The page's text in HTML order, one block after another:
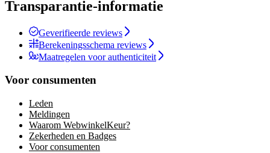
Transparantie-informatie
Geverifieerde reviews
Berekeningsschema reviews
Maatregelen voor authenticiteit
Voor consumenten
Leden
Meldingen
Waarom WebwinkelKeur?
Zekerheden en Badges
Voor consumenten